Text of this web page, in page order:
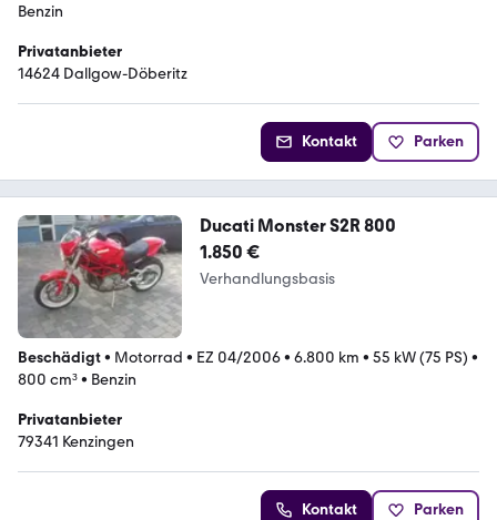
Benzin
Privatanbieter
14624 Dallgow-Döberitz
Kontakt Parken
Ducati Monster S2R 800
1.850 €
Verhandlungsbasis
Beschädigt• Motorrad • EZ 04/2006• 6.800 km • 55 kW (75 PS) •
800 cm³• Benzin
Privatanbieter
79341 Kenzingen
Kontakt Parken